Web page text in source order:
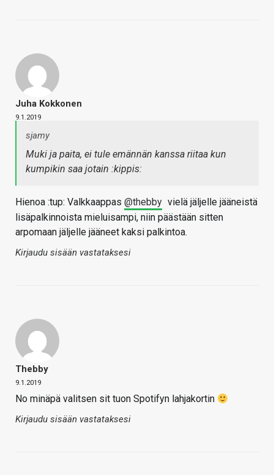
Juha Kokkonen
9.1.2019
sjamy
Muki ja paita, ei tule emännän kanssa riitaa kun
kumpikin saa jotain :kippis:
Hienoa :tup: Valkkaappas @thebby vielä jäljelle jääneistä
lisäpalkinnoista mieluisampi, niin päästään sitten
arpomaan jäljelle jääneet kaksi palkintoa.
Kirjaudu sisään vastataksesi
Thebby
9.1.2019
No minäpä valitsen sit tuon Spotifyn lahjakortin
Kirjaudu sisään vastataksesi